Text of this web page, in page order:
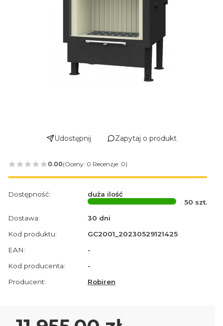
Udostępnij Zapytaj o produkt
0.00(Oceny: 0 Recenzje: 0)
Dostępność:
duża ilość
50 szt.
Dostawa:
30 dni
Kod produktu:
GC2001_20230529121425
EAN:
-
Kod producenta:
-
Producent:
Robiren